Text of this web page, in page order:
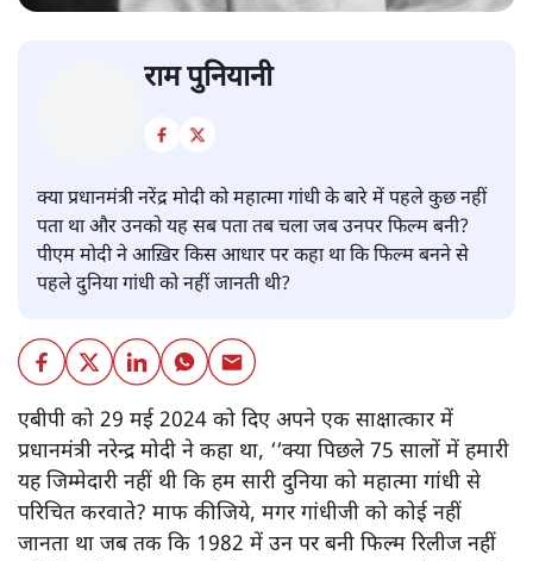
राम पुनियानी
क्या प्रधानमंत्री नरेंद्र मोदी को महात्मा गांधी के बारे में पहले कुछ नहीं
पता था और उनको यह सब पता तब चला जब उनपर फिल्म बनी?
पीएम मोदी ने आख़िर किस आधार पर कहा था कि फिल्म बनने से
पहले दुनिया गांधी को नहीं जानती थी?
एबीपी को 29 मई 2024 को दिए अपने एक साक्षात्कार में
प्रधानमंत्री नरेन्द्र मोदी ने कहा था, ‘‘क्या पिछले 75 सालों में हमारी
यह जिम्मेदारी नहीं थी कि हम सारी दुनिया को महात्मा गांधी से
परिचित करवाते? माफ कीजिये, मगर गांधीजी को कोई नहीं
जानता था जब तक कि 1982 में उन पर बनी फिल्म रिलीज नहीं